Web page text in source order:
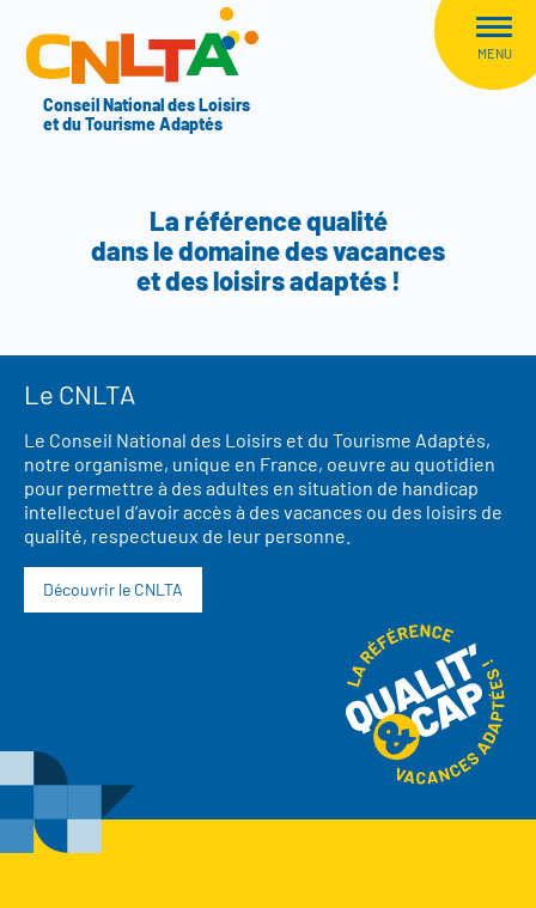
Conseil National des Loisirs
et du Tourisme Adaptés
MENU
La référence qualité
dans le domaine des vacances
et des loisirs adaptés !
Le CNLTA
Le Conseil National des Loisirs et du Tourisme Adaptés,
notre organisme, unique en France, oeuvre au quotidien
pour permettre à des adultes en situation de handicap
intellectuel d’avoir accès à des vacances ou des loisirs de
qualité, respectueux de leur personne.
Découvrir le CNLTA